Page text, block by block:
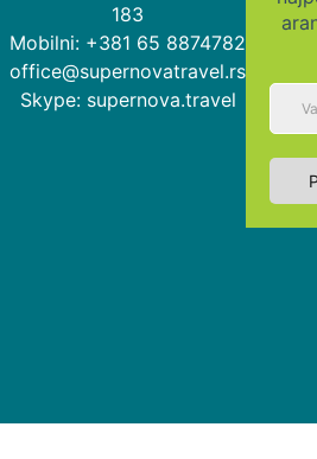
183
Mobilni: +381 65 8874782
office@supernovatravel.rs
Skype: supernova.travel